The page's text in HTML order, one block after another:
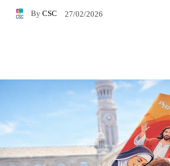
By CSC 27/02/2026